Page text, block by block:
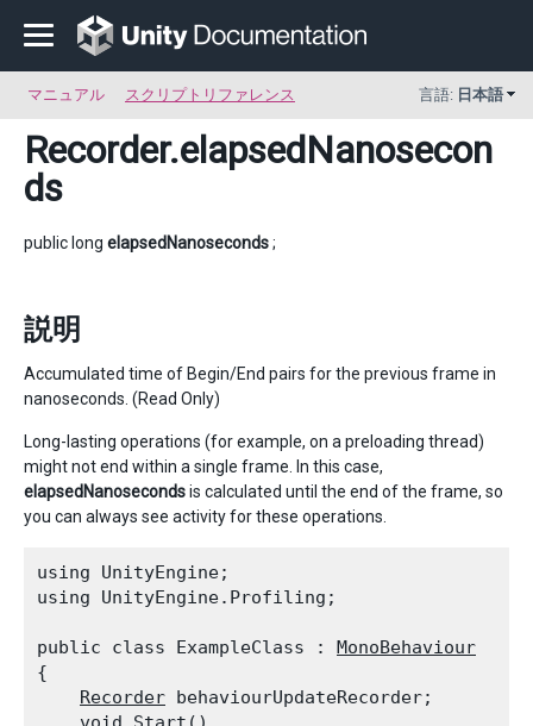
マニュアル スクリプトリファレンス 言語: 日本語
Recorder.elapsedNanosecon
ds
public long elapsedNanoseconds;
説明
Accumulated time of Begin/End pairs for the previous frame in
nanoseconds. (Read Only)
Long-lasting operations (for example, on a preloading thread)
might not end within a single frame. In this case,
elapsedNanosecondsis calculated until the end of the frame, so
you can always see activity for these operations.
using UnityEngine;
using UnityEngine.Profiling;
public class ExampleClass : MonoBehaviour
{
Recorder behaviourUpdateRecorder;